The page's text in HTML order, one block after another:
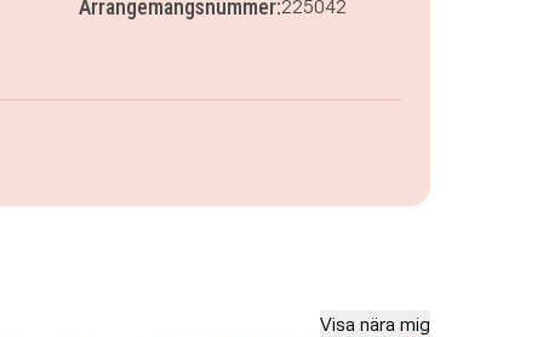
Arrangemangsnummer:225042
Visa nära mig